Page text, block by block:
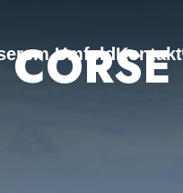
UmfeldKontakt